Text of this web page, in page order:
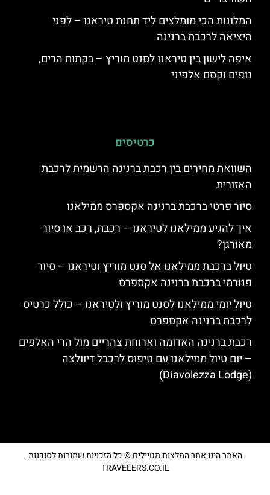
המלונות הכי מומלצים ליד תחנת טיראנו – לפני
היציאה לרכבת ברנינה
איפה לישון בין טיראנו לסנט מוריץ – בקתות הרים,
נופים וקסם אלפיני
כרטיסים
השוואת מחירים בין רכבת ברנינה הרשמית לרכבת
האזורית
סיור פרטי ברכבת ברנינה אקספרס ממילאנו
איך להגיע ממילאנו לטיראנו – רכבת, רכב או סיור
מאורגן?
טיול ברכבת ממילאנו אל סנט מוריץ וטיראנו – סיור
פנורמי ברכבת ברנינה אקספרס
טיול יומי ממילאנו לסנט מוריץ ולטיראנו – כולל כרטיס
לרכבת ברנינה אקספרס
רכבת ברנינה האדומה וארוחת צהריים מול הרי האלפים
– יום טיול ממילאנו עם טיפוס לרכבל דיוולצה
(Diavolezza Lodge)
האתר הינו אתר המלצות מטיילים © כל הזכויות שמורות לסוכנות
TRAVELERS.CO.IL